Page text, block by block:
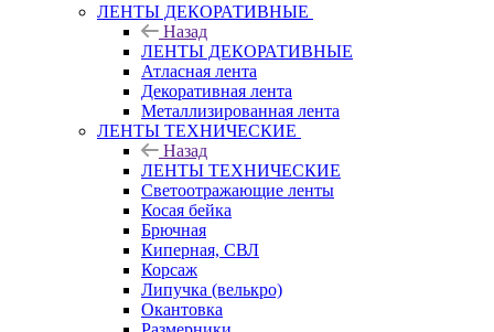
ЛЕНТЫ ДЕКОРАТИВНЫЕ
Назад
ЛЕНТЫ ДЕКОРАТИВНЫЕ
Атласная лента
Декоративная лента
Металлизированная лента
ЛЕНТЫ ТЕХНИЧЕСКИЕ
Назад
ЛЕНТЫ ТЕХНИЧЕСКИЕ
Светоотражающие ленты
Косая бейка
Брючная
Киперная, СВЛ
Корсаж
Липучка (велькро)
Окантовка